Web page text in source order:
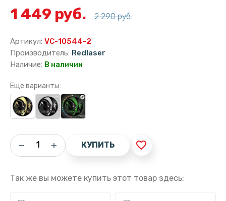
1 449 руб. 2 290 руб.
Артикул: VC-10544-2
Производитель: Redlaser
Наличие: В наличии
Еще варианты:
КУПИТЬ favorite_border
Так же вы можете купить этот товар здесь: